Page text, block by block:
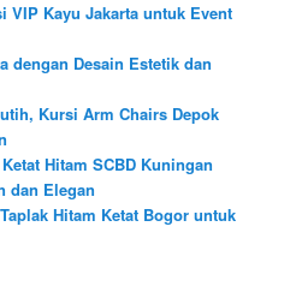
VIP Kayu Jakarta untuk Event
dengan Desain Estetik dan
Kursi Arm Chairs Depok
Hitam SCBD Kuningan
dan Elegan
Hitam Ketat Bogor untuk